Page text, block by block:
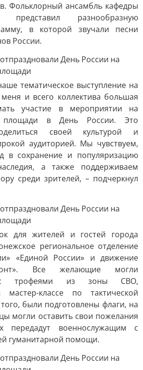
Фольклорный ансамбль кафедры
представил разнообразную
в которой звучали песни
России.
тематическое выступление на
и всего коллектива большая
участие в мероприятии на
площади в День России. Это
своей культурой и
аудиторией. Мы чувствуем,
в сохранение и популяризацию
а также поддерживаем
среди зрителей, – подчеркнул
для жителей и гостей города
региональное отделение
«Единой России» и движение
Все желающие могли
с трофеями из зоны СВО,
мастер-классе по тактической
были подготовлены флаги, на
могли оставить свои пожелания
военнослужащим с
гуманитарной помощи.